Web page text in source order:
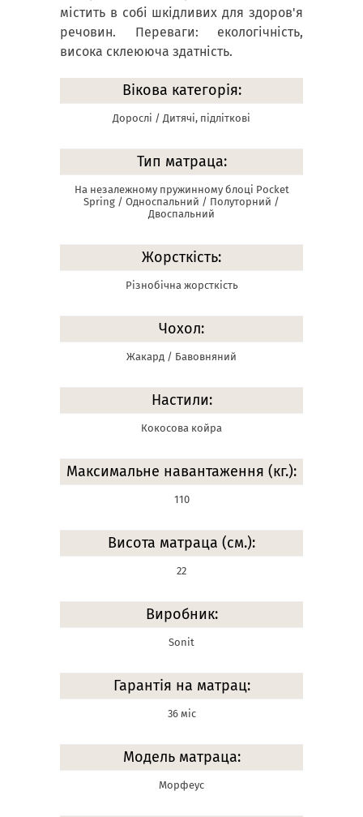
містить в собі шкідливих для здоров'я
речовин. Переваги: екологічність,
висока склеююча здатність.
Вікова категорія:
Дорослі / Дитячі, підліткові
Тип матраца:
На незалежному пружинному блоці Pocket
Spring / Односпальний / Полуторний /
Двоспальний
Жорсткість:
Різнобічна жорсткість
Чохол:
Жакард / Бавовняний
Настили:
Кокосова койра
Максимальне навантаження (кг.):
110
Висота матраца (см.):
22
Виробник:
Sonit
Гарантія на матрац:
36 міс
Модель матраца:
Морфеус